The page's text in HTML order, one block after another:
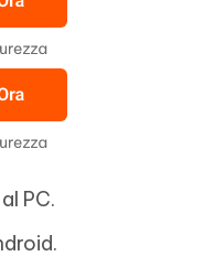
PC.